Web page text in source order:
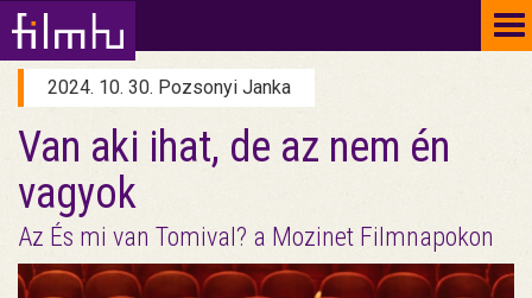
2024. 10. 30. Pozsonyi Janka
Van aki ihat, de az nem én
vagyok
Az És mi van Tomival? a Mozinet Filmnapokon